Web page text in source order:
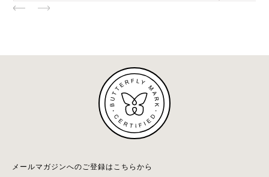
メールマガジンへのご登録はこちらから